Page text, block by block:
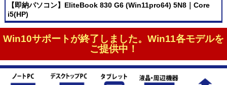
【即納パソコン】EliteBook 830 G6 (Win11pro64) 5N8｜Core
i5(HP)
Win10サポートが終了しました。Win11各モデルを
ご提供中！